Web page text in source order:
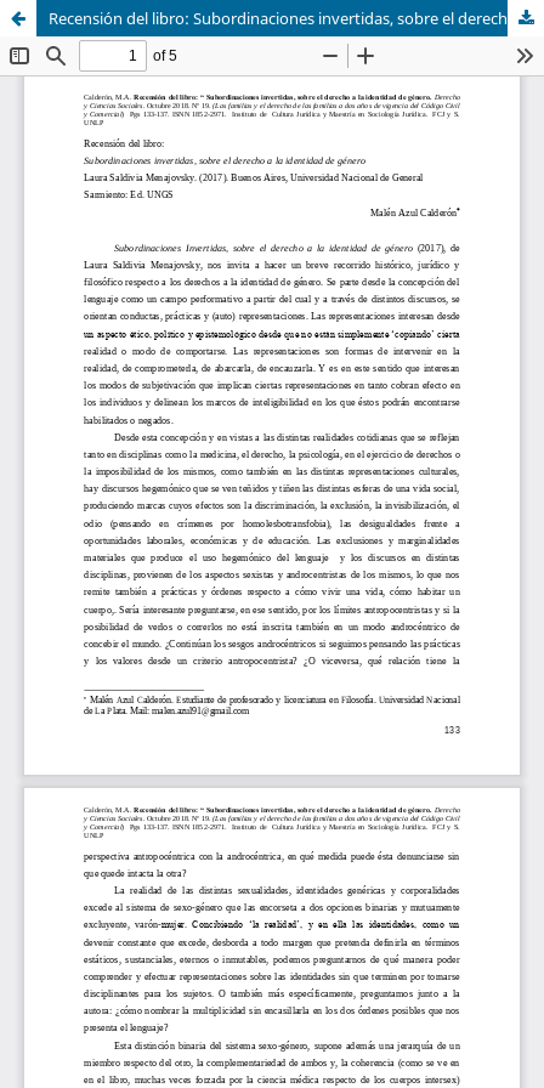
Recensión del libro: Subordinaciones invertidas, sobre el derecho a la identidad de género